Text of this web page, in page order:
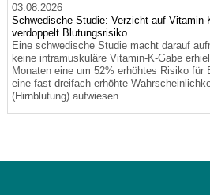
03.08.2026
Schwedische Studie: Verzicht auf Vitamin-
verdoppelt Blutungsrisiko
Eine schwedische Studie macht darauf
keine intramuskuläre Vitamin-K-Gabe
Monaten eine um 52% erhöhtes Risiko für
eine fast dreifach erhöhte
(Hirnblutung) aufwiesen.